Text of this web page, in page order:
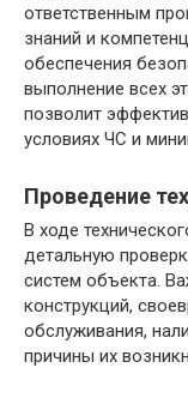
ответственным
знаний и
обеспечения
выполнение всех
позволит
условиях ЧС и
Проведение
В ходе
детальную
систем объекта.
конструкций,
обслуживания,
причины их